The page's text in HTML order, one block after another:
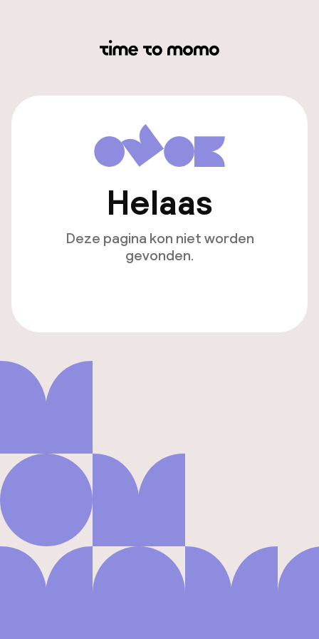
Helaas
Deze pagina kon niet worden
gevonden.